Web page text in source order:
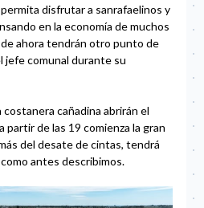
disfrutar a sanrafaelinos y
en la economía de muchos
ahora tendrán otro punto de
jefe comunal durante su
costanera cañadina abrirán el
partir de las 19 comienza la gran
del desate de cintas, tendrá
antes describimos.